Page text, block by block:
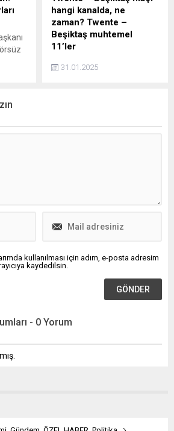
Epözdemir kimdir, neden
gözaltına alındı?
an
hangi kanalda, ne
zaman? Twente –
Beşiktaş muhtemel
11’ler
hafta temsilcimiz Beşiktaş,
31.01.2025
kullanılması için adım, e-posta adresim
kaydedilsin.
- 0 Yorum